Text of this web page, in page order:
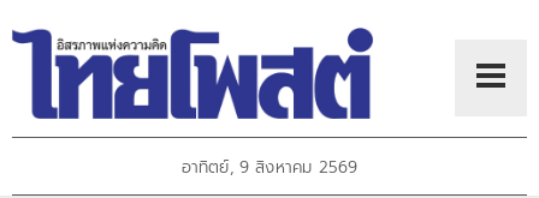
อาทิตย์, 9 สิงหาคม 2569